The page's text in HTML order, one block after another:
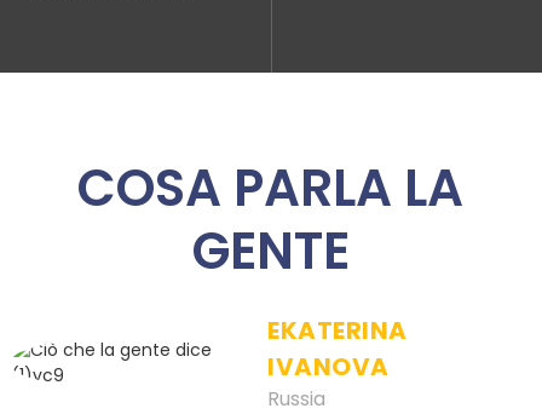
produttivo.
COSA PARLA LA
GENTE
EKATERINA
IVANOVA
Russia